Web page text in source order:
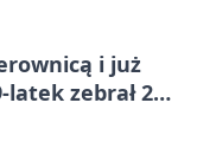
i już
latek zebrał 23